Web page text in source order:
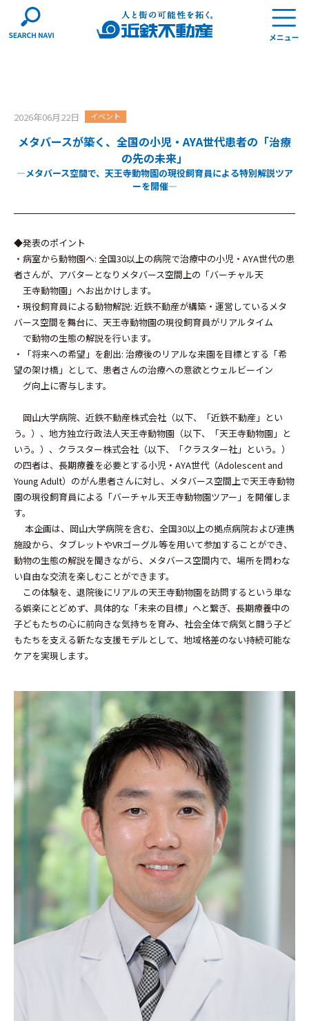
2026年06月22日 イベント
メタバースが築く、全国の小児・AYA世代患者の「治療
の先の未来」
―メタバース空間で、天王寺動物園の現役飼育員による特別解説ツア
ーを開催―
◆発表のポイント
・病室から動物園へ: 全国30以上の病院で治療中の小児・AYA世代の患
者さんが、アバターとなりメタバース空間上の「バーチャル天
王寺動物園」へお出かけします。
・現役飼育員による動物解説: 近鉄不動産が構築・運営しているメタ
バース空間を舞台に、天王寺動物園の現役飼育員がリアルタイム
で動物の生態の解説を行います。
・「将来への希望」を創出: 治療後のリアルな来園を目標とする「希
望の架け橋」として、患者さんの治療への意欲とウェルビーイン
グ向上に寄与します。
岡山大学病院、近鉄不動産株式会社（以下、「近鉄不動産」とい
う。）、地方独立行政法人天王寺動物園（以下、「天王寺動物園」と
いう。）、クラスター株式会社（以下、「クラスター社」という。）
の四者は、長期療養を必要とする小児・AYA世代（Adolescent and
Young Adult）のがん患者さんに対し、メタバース空間上で天王寺動物
園の現役飼育員による「バーチャル天王寺動物園ツアー」を開催しま
す。
本企画は、岡山大学病院を含む、全国30以上の拠点病院および連携
施設から、タブレットやVRゴーグル等を用いて参加することができ、
動物の生態の解説を聞きながら、メタバース空間内で、場所を問わな
い自由な交流を楽しむことができます。
この体験を、退院後にリアルの天王寺動物園を訪問するという単な
る娯楽にとどめず、具体的な「未来の目標」へと繋ぎ、長期療養中の
子どもたちの心に前向きな気持ちを育み、社会全体で病気と闘う子ど
もたちを支える新たな支援モデルとして、地域格差のない持続可能な
ケアを実現します。